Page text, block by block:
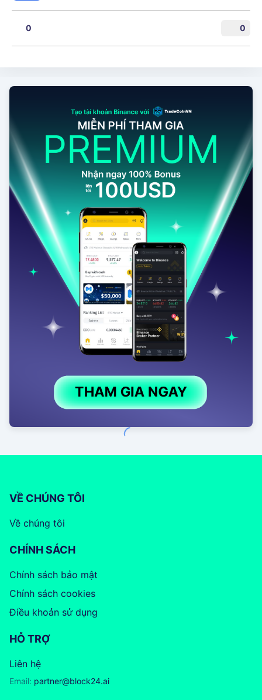
0 0
VỀ CHÚNG TÔI
Về chúng tôi
CHÍNH SÁCH
Chính sách bảo mật
Chính sách cookies
Điều khoản sử dụng
HỖ TRỢ
Liên hệ
Email: partner@block24.ai